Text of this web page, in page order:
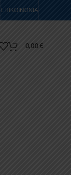
ΕΠΙΚΟΙΝΩΝΊΑ
0,00€